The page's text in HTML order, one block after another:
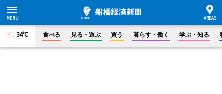
34°C 食べる 見る・遊ぶ 買う 暮らす・働く 学ぶ・知る